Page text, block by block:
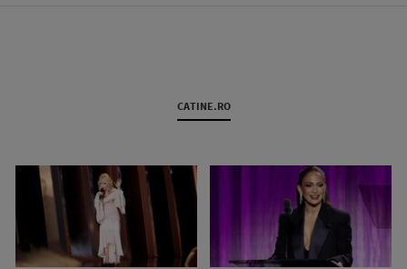
CATINE.RO